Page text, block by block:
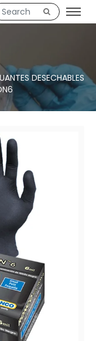
DESECHABLES